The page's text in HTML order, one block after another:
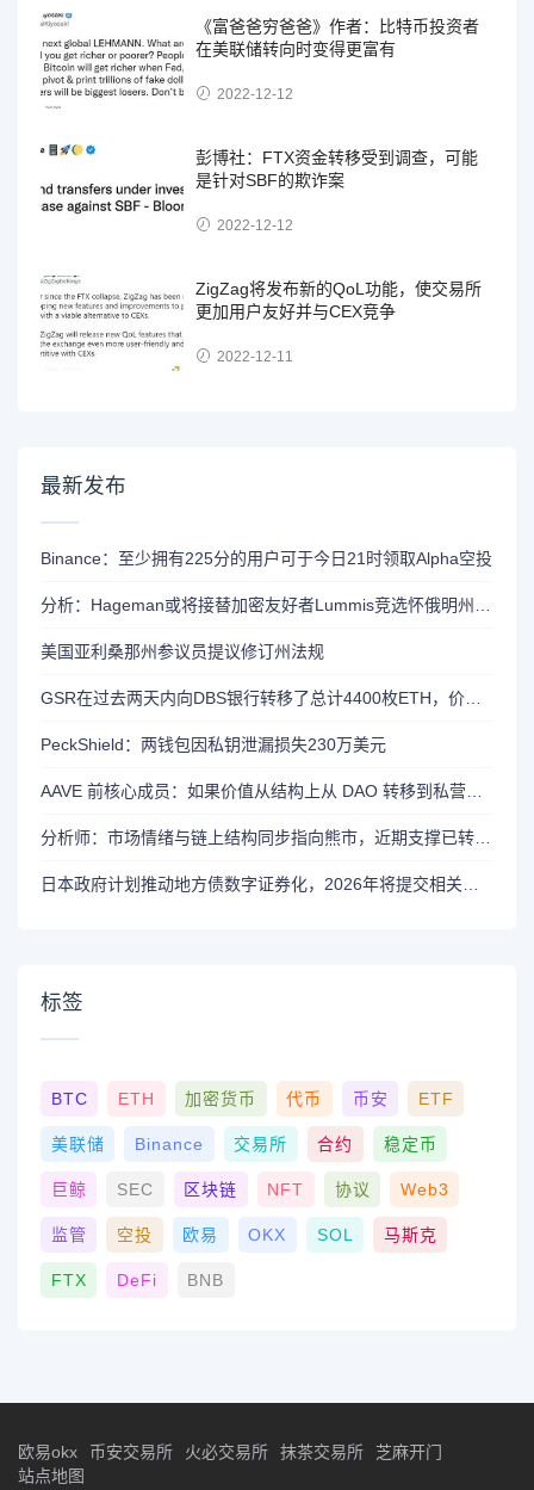
《富爸爸穷爸爸》作者：比特币投资者
在美联储转向时变得更富有
2022-12-12
彭博社：FTX资金转移受到调查，可能
是针对SBF的欺诈案
2022-12-12
ZigZag将发布新的QoL功能，使交易所
更加用户友好并与CEX竞争
2022-12-11
最新发布
Binance：至少拥有225分的用户可于今日21时领取Alpha空投
美国亚利桑那州参议员提议修订州法规
PeckShield：两钱包因私钥泄漏损失230万美元
标签
BTC ETH 加密货币 代币 币安 ETF
美联储 Binance 交易所 合约 稳定币
巨鲸 SEC 区块链 NFT 协议 Web3
监管 空投 欧易 OKX SOL 马斯克
FTX DeFi BNB
欧易okx 币安交易所 火必交易所 抹茶交易所
芝麻开门
站点地图